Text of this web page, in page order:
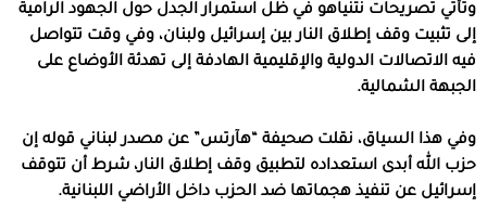
وتأتي تصريحات نتنياهو في ظل استمرار الجدل حول الجهود الرامية
إلى تثبيت وقف إطلاق النار بين إسرائيل ولبنان، وفي وقت تتواصل
فيه الاتصالات الدولية والإقليمية الهادفة إلى تهدئة الأوضاع على
الجبهة الشمالية.
وفي هذا السياق، نقلت صحيفة “هآرتس” عن مصدر لبناني قوله إن
حزب الله أبدى استعداده لتطبيق وقف إطلاق النار، شرط أن تتوقف
إسرائيل عن تنفيذ هجماتها ضد الحزب داخل الأراضي اللبنانية.